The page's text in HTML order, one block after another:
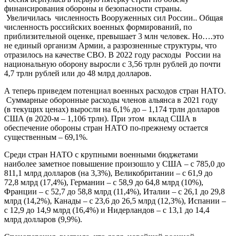
финансирования обороны и безопасности страны.
Увеличилась численность Вооруженных сил России.. Общая
численность российских военных формирований, по
приблизительной оценке, превышает 3 млн человек. Но….это
не единый организм Армии, а разрозненные структуры, что
отразилось на качестве СВО. В 2022 году расходы России на
национальную оборону выросли с 3,56 трлн рублей до почти
4,7 трлн рублей или до 48 млрд долларов.
А теперь приведем потенциал военных расходов стран НАТО.
Суммарные оборонные расходы членов альянса в 2021 году
(в текущих ценах) выросли на 6,1% до – 1,174 трлн долларов
США (в 2020-м – 1,106 трлн). При этом вклад США в
обеспечение обороны стран НАТО по-прежнему остается
существенным – 69,1%.
Среди стран НАТО с крупными военными бюджетами
наиболее заметное повышение произошло у США – с 785,0 до
811,1 млрд долларов (на 3,3%), Великобритании – с 61,9 до
72,8 млрд (17,4%), Германии – с 58,9 до 64,8 млрд (10%),
Франции – с 52,7 до 58,8 млрд (11,4%), Италии – с 26,1 до 29,8
млрд (14,2%), Канады – с 23,6 до 26,5 млрд (12,3%), Испании –
с 12,9 до 14,9 млрд (16,4%) и Нидерландов – с 13,1 до 14,4
млрд долларов (9,9%).